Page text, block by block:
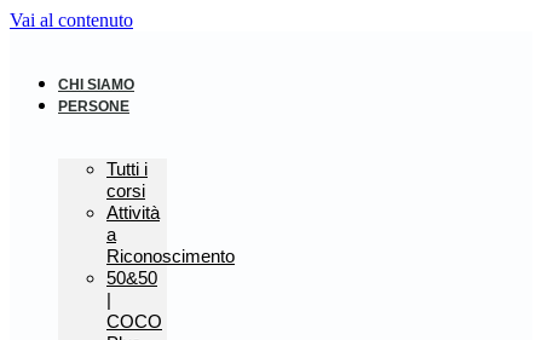
Vai al contenuto
CHI SIAMO
PERSONE
Tutti i
corsi
Attività
a
Riconoscimento
50&50
|
COCO